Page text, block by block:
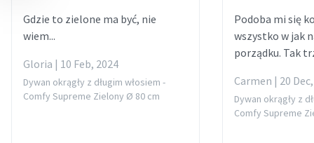
Gdzie to zielone ma być, nie
wiem...
Gloria | 10 Feb, 2024
Dywan okrągły z długim włosiem -
Comfy Supreme Zielony Ø 80 cm
Podoba mi się
wszystko w jak
porządku. Tak
Carmen | 20
Dywan okrągły z
Comfy Supreme